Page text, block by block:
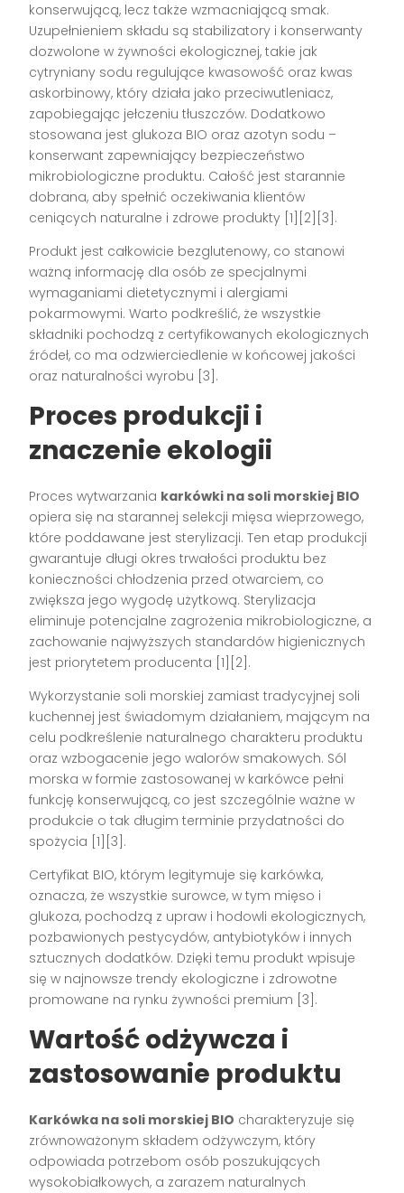
konserwującą, lecz także wzmacniającą smak.
Uzupełnieniem składu są stabilizatory i konserwanty
dozwolone w żywności ekologicznej, takie jak
cytryniany sodu regulujące kwasowość oraz kwas
askorbinowy, który działa jako przeciwutleniacz,
zapobiegając jełczeniu tłuszczów. Dodatkowo
stosowana jest glukoza BIO oraz azotyn sodu –
konserwant zapewniający bezpieczeństwo
mikrobiologiczne produktu. Całość jest starannie
dobrana, aby spełnić oczekiwania klientów
ceniących naturalne i zdrowe produkty [1][2][3].
Produkt jest całkowicie bezglutenowy, co stanowi
ważną informację dla osób ze specjalnymi
wymaganiami dietetycznymi i alergiami
pokarmowymi. Warto podkreślić, że wszystkie
składniki pochodzą z certyfikowanych ekologicznych
źródeł, co ma odzwierciedlenie w końcowej jakości
oraz naturalności wyrobu [3].
Proces produkcji i
znaczenie ekologii
Proces wytwarzania karkówki na soli morskiej BIO
opiera się na starannej selekcji mięsa wieprzowego,
które poddawane jest sterylizacji. Ten etap produkcji
gwarantuje długi okres trwałości produktu bez
konieczności chłodzenia przed otwarciem, co
zwiększa jego wygodę użytkową. Sterylizacja
eliminuje potencjalne zagrożenia mikrobiologiczne, a
zachowanie najwyższych standardów higienicznych
jest priorytetem producenta [1][2].
Wykorzystanie soli morskiej zamiast tradycyjnej soli
kuchennej jest świadomym działaniem, mającym na
celu podkreślenie naturalnego charakteru produktu
oraz wzbogacenie jego walorów smakowych. Sól
morska w formie zastosowanej w karkówce pełni
funkcję konserwującą, co jest szczególnie ważne w
produkcie o tak długim terminie przydatności do
spożycia [1][3].
Certyfikat BIO, którym legitymuje się karkówka,
oznacza, że wszystkie surowce, w tym mięso i
glukoza, pochodzą z upraw i hodowli ekologicznych,
pozbawionych pestycydów, antybiotyków i innych
sztucznych dodatków. Dzięki temu produkt wpisuje
się w najnowsze trendy ekologiczne i zdrowotne
promowane na rynku żywności premium [3].
Wartość odżywcza i
zastosowanie produktu
Karkówka na soli morskiej BIO charakteryzuje się
zrównoważonym składem odżywczym, który
odpowiada potrzebom osób poszukujących
wysokobiałkowych, a zarazem naturalnych